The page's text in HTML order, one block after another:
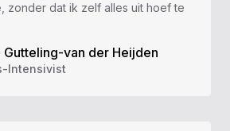
zonder dat ik zelf alles uit hoef te
Gutteling-van der Heijden
Intensivist